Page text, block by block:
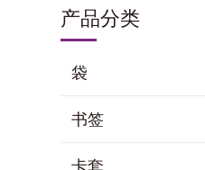
产品分类
袋
书签